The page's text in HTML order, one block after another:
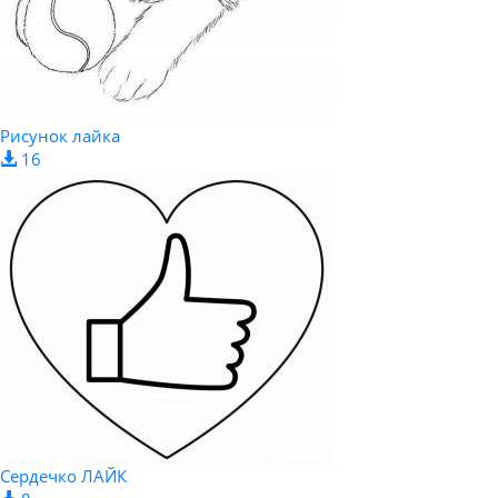
Рисунок лайка
16
Сердечко ЛАЙК